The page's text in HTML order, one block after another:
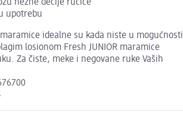
nežne dečije ručice
upotrebu
maramice idealne su kada niste u mogućnosti
losionom Fresh JUNIOR maramice
Za čiste, meke i negovane ruke Vaših